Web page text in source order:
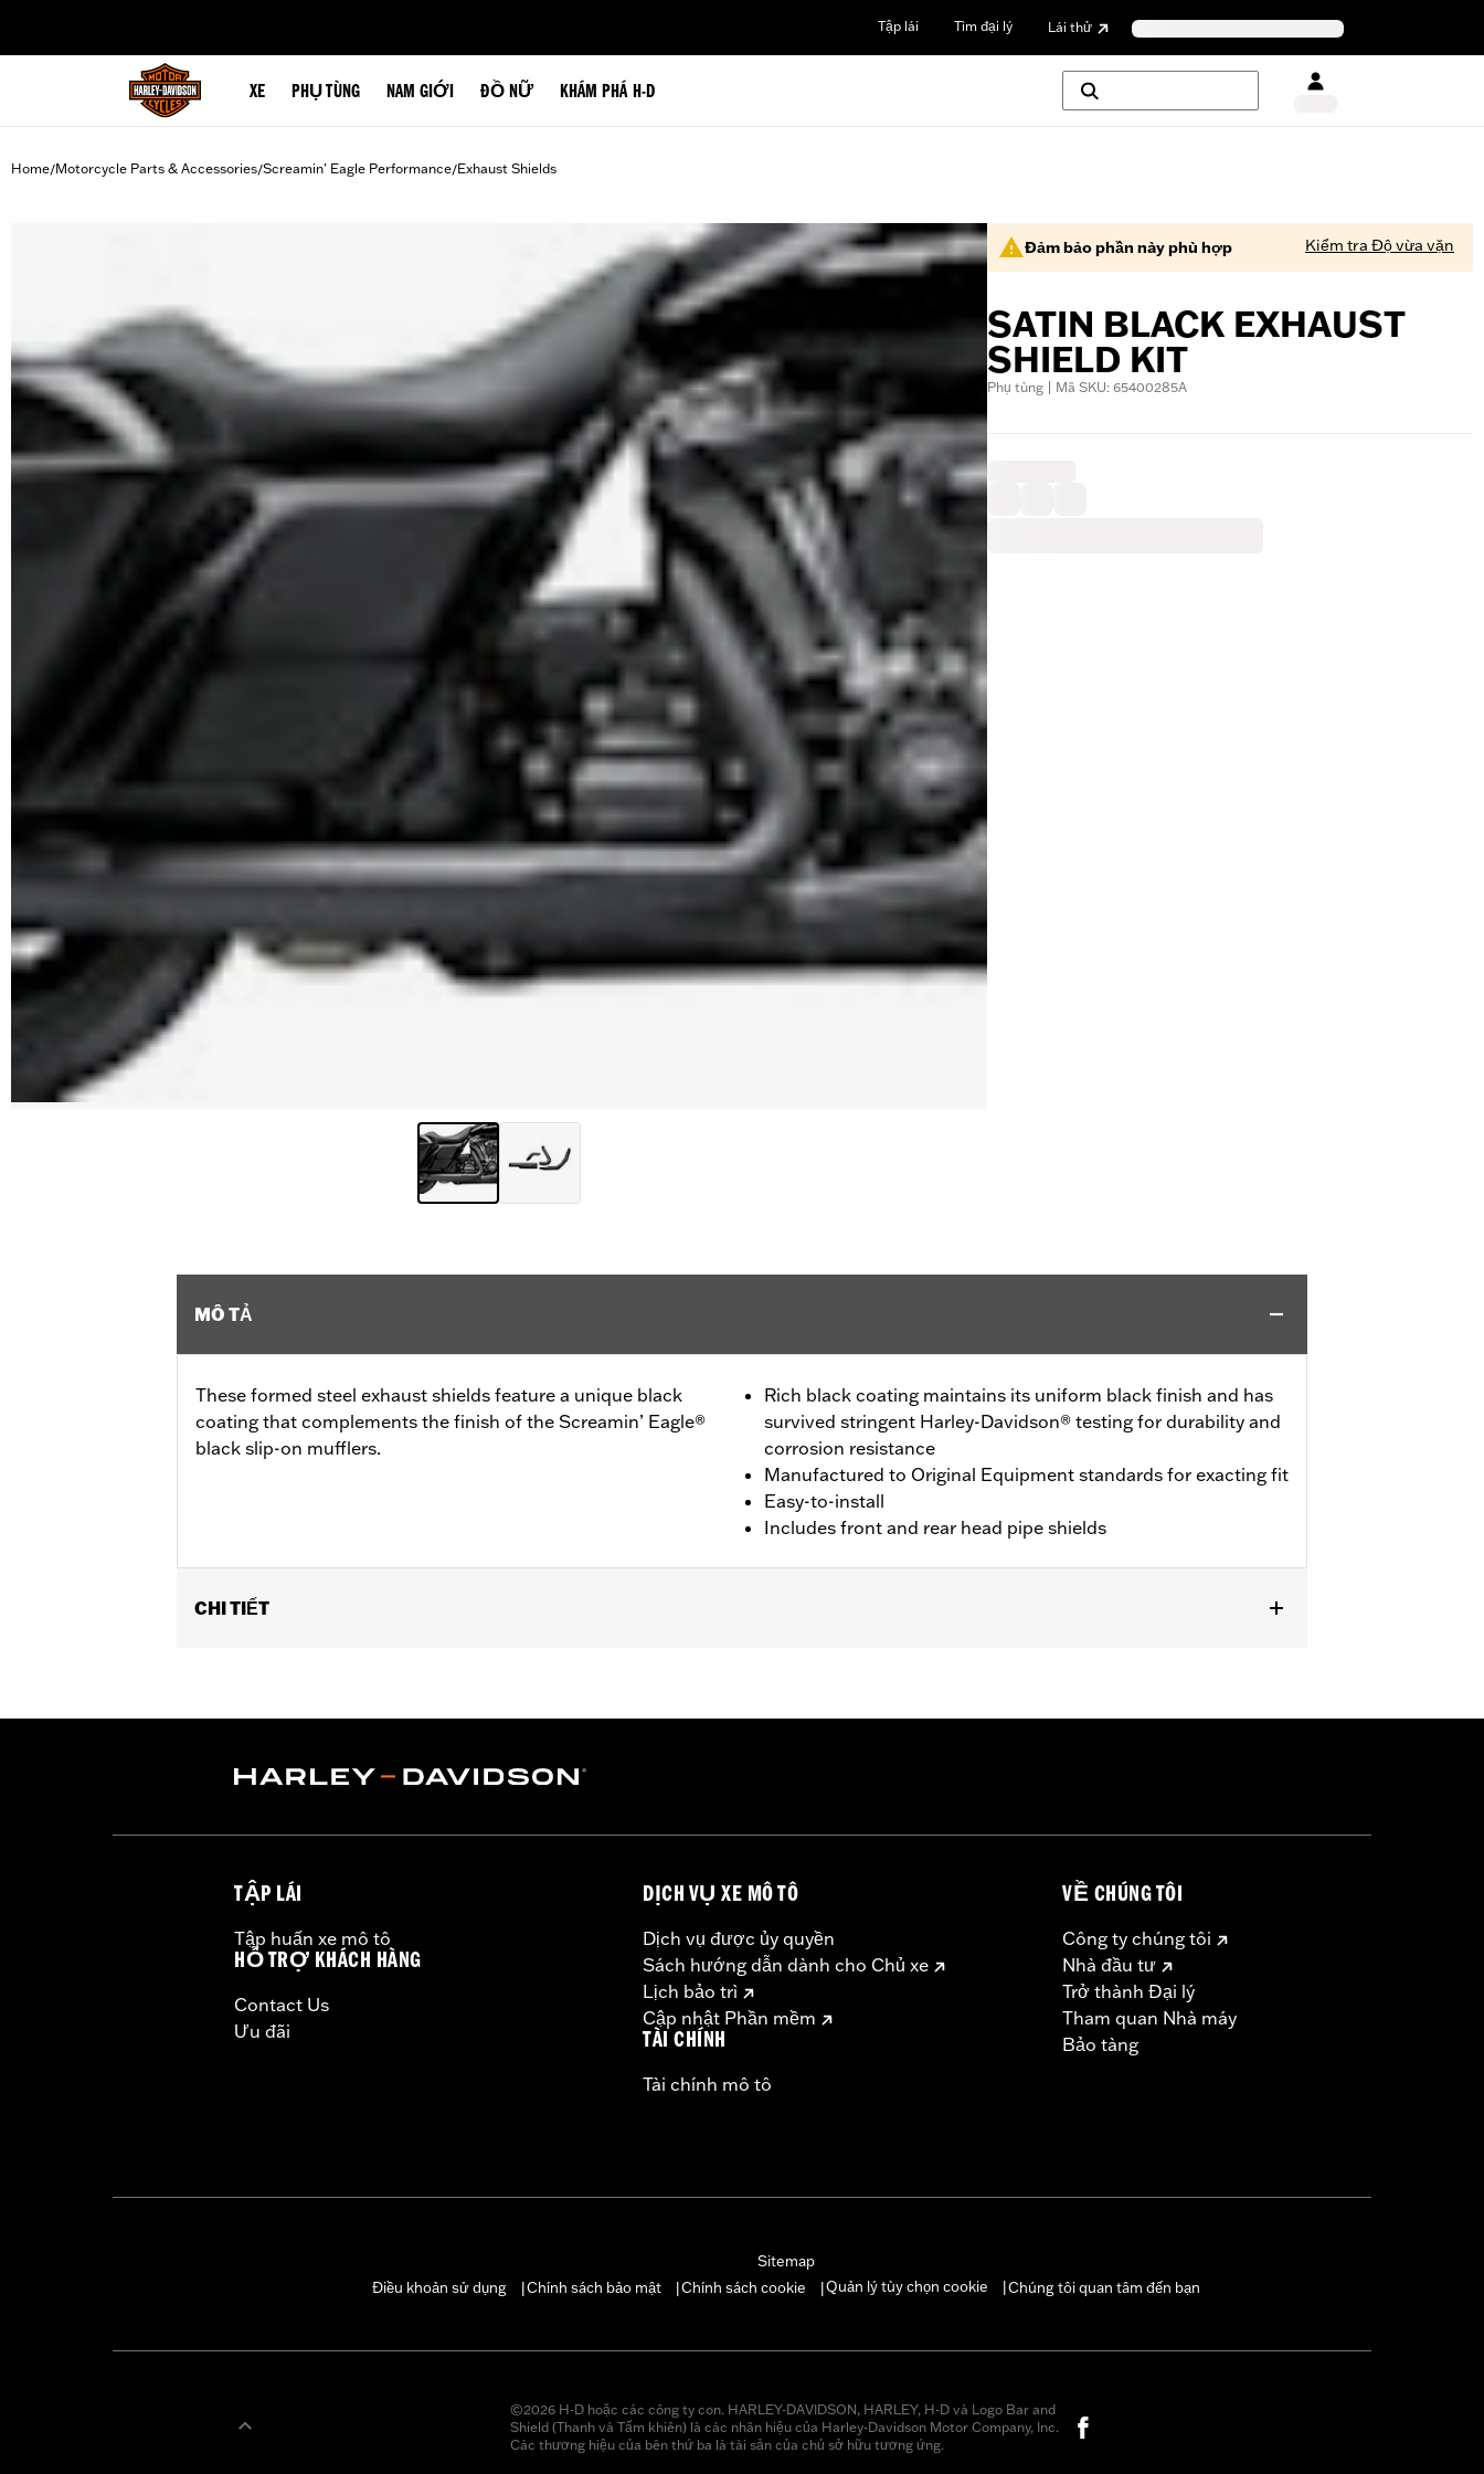
Tập lái Tìm đại lý Lái thử
XE PHỤ TÙNG NAM GIỚI ĐỒ NỮ KHÁM PHÁ H-D
Home/Motorcycle Parts & Accessories/Screamin' Eagle Performance/Exhaust Shields
Đảm bảo phần này phù hợp Kiểm tra Độ vừa vặn
SATIN BLACK EXHAUST
SHIELD KIT
Phụ tùng | Mã SKU: 65400285A
MÔ TẢ
These formed steel exhaust shields feature a unique black
coating that complements the finish of the Screamin’ Eagle®
black slip-on mufflers.
Rich black coating maintains its uniform black finish and has
survived stringent Harley-Davidson® testing for durability and
corrosion resistance
Manufactured to Original Equipment standards for exacting fit
Easy-to-install
Includes front and rear head pipe shields
CHI TIẾT
Sold In Units:Each
In the Box: Front and rear head pipe shields
TẬP LÁI
Tập huấn xe mô tô
HỖ TRỢ KHÁCH HÀNG
Contact Us
Ưu đãi
DỊCH VỤ XE MÔ TÔ
Dịch vụ được ủy quyền
Sách hướng dẫn dành cho Chủ xe
Lịch bảo trì
Cập nhật Phần mềm
TÀI CHÍNH
Tài chính mô tô
VỀ CHÚNG TÔI
Công ty chúng tôi
Nhà đầu tư
Trở thành Đại lý
Tham quan Nhà máy
Bảo tàng
Sitemap
Điều khoản sử dụng
Chính sách bảo mật Chính sách cookie Quản lý tùy chọn cookie Chúng tôi quan tâm đến bạn
©2026 H-D hoặc các công ty con. HARLEY-DAVIDSON, HARLEY, H-D và Logo Bar and
Shield (Thanh và Tấm khiên) là các nhãn hiệu của Harley-Davidson Motor Company, Inc.
Các thương hiệu của bên thứ ba là tài sản của chủ sở hữu tương ứng.